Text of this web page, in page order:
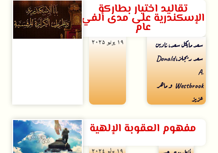
تقاليد اختيار بطاركة
الإسكندرية على مدى ألفي
عام
سعد مايكل سعد، نادين
سعد ريجلز، Donald
A.
Westbrook و ماهر
عزيز
۱۹ يونيو ۲۰۲۵
مفهوم العقوبة الإلهية